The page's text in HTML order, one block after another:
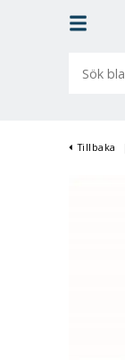
bland
Tillbaka |